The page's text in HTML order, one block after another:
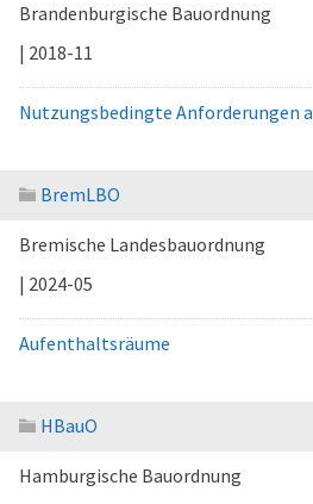
Brandenburgische Bauordnung
| 2018-11
Nutzungsbedingte Anforderungen
BremLBO
Bremische Landesbauordnung
| 2024-05
Aufenthaltsräume
HBauO
Hamburgische Bauordnung